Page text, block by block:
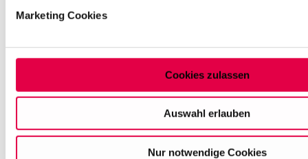
personalisieren, zu verbessern und wirtschaftlich zu
Auswahl können Sie jederzeit ändern oder Ihre Einwilligung
Sie am Ende der Seite auf "Cookie-Einstellungen" klicken.
Informationen finden Sie in unseren
Marketing Cookies
Cookies zulassen
Auswahl erlauben
Nur notwendige Cookies